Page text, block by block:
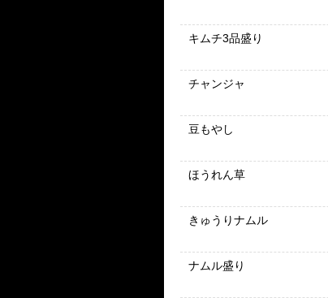
キムチ3品盛り
チャンジャ
豆もやし
ほうれん草
きゅうりナムル
ナムル盛り